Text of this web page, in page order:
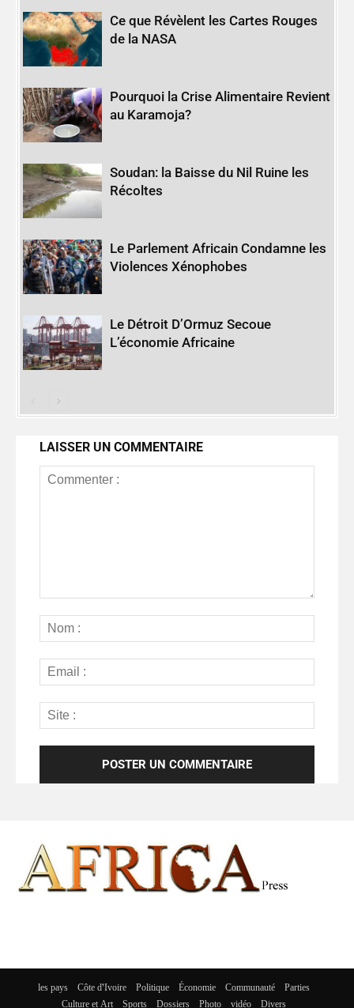
Ce que Révèlent les Cartes Rouges
de la NASA
Pourquoi la Crise Alimentaire Revient
au Karamoja?
Soudan: la Baisse du Nil Ruine les
Récoltes
Le Parlement Africain Condamne les
Violences Xénophobes
Le Détroit D’Ormuz Secoue
L’économie Africaine
LAISSER UN COMMENTAIRE
les pays Côte d’Ivoire Politique Économie Communauté
Parties